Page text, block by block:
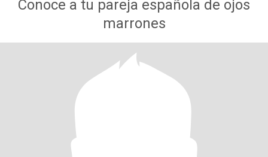
Conoce a tu pareja española de ojos
marrones